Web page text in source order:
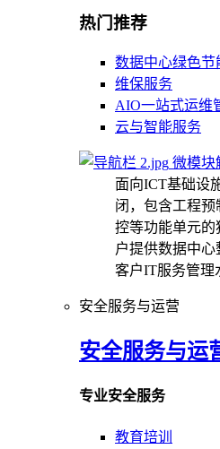
热门推荐
数据中心绿色节
维保服务
AIO一站式运维
云与智能服务
微模块
面向ICT基础设
闭，包含工程
控等功能单元
户提供数据中
客户IT服务管理
安全服务与运营
安全服务与运
专业安全服务
教育培训